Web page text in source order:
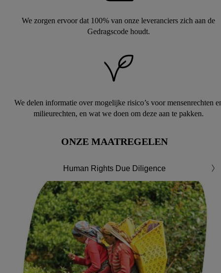
We zorgen ervoor dat 100% van onze leveranciers zich aan de
Gedragscode houdt.
We delen informatie over mogelijke risico’s voor mensenrechten
milieurechten, en wat we doen om deze aan te pakken.
ONZE MAATREGELEN
Human Rights Due Diligence